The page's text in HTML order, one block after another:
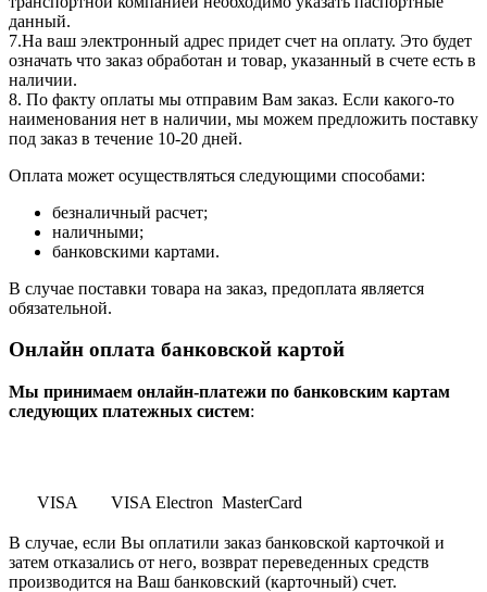
данный.
7.На ваш электронный адрес придет счет на оплату. Это будет
означать что заказ обработан и товар, указанный в счете есть в
наличии.
8. По факту оплаты мы отправим Вам заказ. Если какого-то
наименования нет в наличии, мы можем предложить поставку
под заказ в течение 10-20 дней.
Оплата может осуществляться следующими способами:
безналичный расчет;
наличными;
банковскими картами.
В случае поставки товара на заказ, предоплата является
обязательной.
Онлайн оплата банковской картой
Мы принимаем онлайн-платежи по банковским картам
cледующих платежных систем:
VISA VISA Electron MasterCard
В случае, если Вы оплатили заказ банковской карточкой и
затем отказались от него, возврат переведенных средств
производится на Ваш банковский (карточный) счет.